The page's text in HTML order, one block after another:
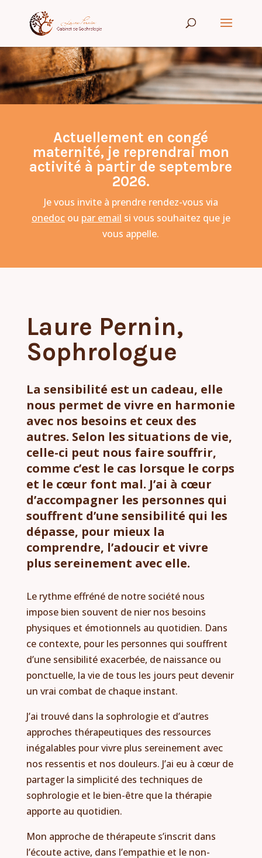
Actuellement en congé
maternité, je reprendrai mon
activité à partir de septembre
2026.
Je vous invite à prendre rendez-vous via
onedocou par email si vous souhaitez que je
vous appelle.
Laure Pernin,
Sophrologue
La sensibilité est un cadeau, elle
nous permet de vivre en harmonie
avec nos besoins et ceux des
autres. Selon les situations de vie,
celle-ci peut nous faire souffrir,
comme c’est le cas lorsque le corps
et le cœur font mal. J’ai à cœur
d’accompagner les personnes qui
souffrent d’une sensibilité qui les
dépasse, pour mieux la
comprendre, l’adoucir et vivre
plus sereinement avec elle.
Le rythme effréné de notre société nous
impose bien souvent de nier nos besoins
physiques et émotionnels au quotidien. Dans
ce contexte, pour les personnes qui souffrent
d’une sensibilité exacerbée, de naissance ou
ponctuelle, la vie de tous les jours peut devenir
un vrai combat de chaque instant.
J’ai trouvé dans la sophrologie et d’autres
approches thérapeutiques des ressources
inégalables pour vivre plus sereinement avec
nos ressentis et nos douleurs. J’ai eu à cœur de
partager la simplicité des techniques de
sophrologie et le bien-être que la thérapie
apporte au quotidien.
Mon approche de thérapeute s’inscrit dans
l’écoute active, dans l’empathie et le non-